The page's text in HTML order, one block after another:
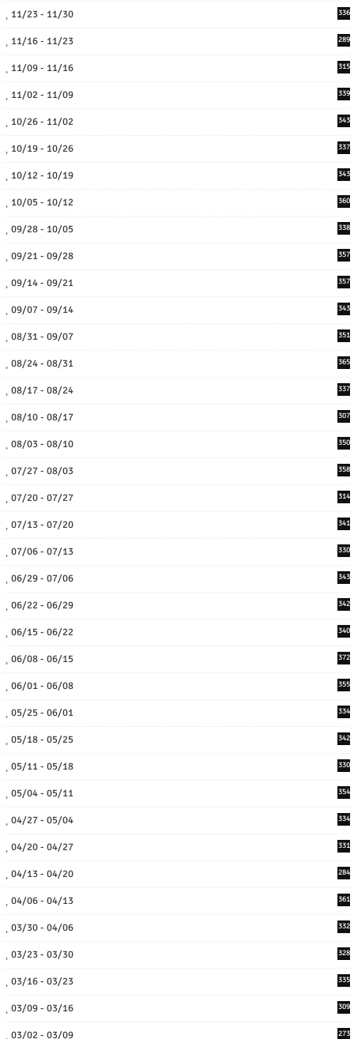
11/23 - 11/30 336
11/16 - 11/23 289
11/09 - 11/16 315
11/02 - 11/09 339
10/26 - 11/02 343
10/19 - 10/26 337
10/12 - 10/19 343
10/05 - 10/12 360
09/28 - 10/05 338
09/21 - 09/28 357
09/14 - 09/21 357
09/07 - 09/14 343
08/31 - 09/07 351
08/24 - 08/31 365
08/17 - 08/24 337
08/10 - 08/17 307
08/03 - 08/10 350
07/27 - 08/03 358
07/20 - 07/27 314
07/13 - 07/20 341
07/06 - 07/13 330
06/29 - 07/06 343
06/22 - 06/29 342
06/15 - 06/22 340
06/08 - 06/15 372
06/01 - 06/08 355
05/25 - 06/01 334
05/18 - 05/25 342
05/11 - 05/18 330
05/04 - 05/11 354
04/27 - 05/04 334
04/20 - 04/27 331
04/13 - 04/20 284
04/06 - 04/13 361
03/30 - 04/06 332
03/23 - 03/30 328
03/16 - 03/23 335
03/09 - 03/16 309
03/02 - 03/09 273